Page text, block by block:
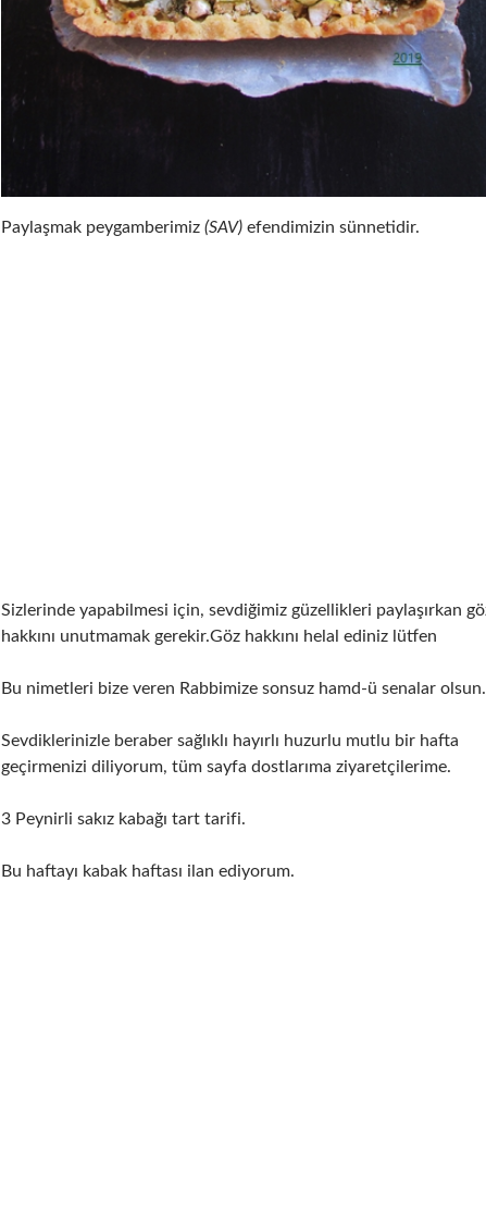
Paylaşmak peygamberimiz (SAV) efendimizin sünnetidir.
Sizlerinde yapabilmesi için, sevdiğimiz güzellikleri paylaşırkan
hakkını unutmamak gerekir.Göz hakkını helal ediniz lütfen
Bu nimetleri bize veren Rabbimize sonsuz hamd-ü senalar olsun.
Sevdiklerinizle beraber sağlıklı hayırlı huzurlu mutlu bir hafta
geçirmenizi diliyorum, tüm sayfa dostlarıma ziyaretçilerime.
3 Peynirli sakız kabağı tart tarifi.
Bu haftayı kabak haftası ilan ediyorum.